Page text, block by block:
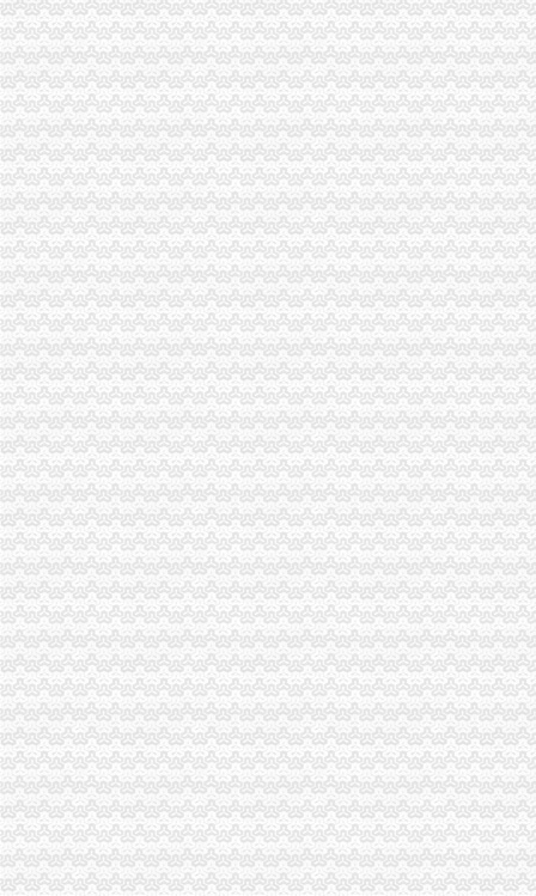
重庆市国家税务局关于纳税人2015年度关联申报等事项的提示-中国会
重庆代理记账、工商注册代理、重庆微型企业、商标注册、税务评估
【重庆亿源财税融资咨询代办营业执照营业哪家比较好】价格,厂家,
于老师,03月24日重庆税务筹划培训-中华品牌管理网
重庆市江津区地税局着力造办税服务“轻体验”-新华网
重庆地区代理工商注册、变更、代理记账、税务咨询可提供地
重庆地税：积推行“互联网+税务”提升服务质效-长江经济网
重庆市地方税务局、重庆市国土资源和房屋管理局<BR>关于暂停办理
重庆商裕工商咨询有限公司|工商咨询|代帐咨询|做账报税|税务代办|代
：：重庆市潼南区公众信息网：：-国税局
会计代理记帐、财税咨询、税务代理-重庆便民网
【江门注销税务注销公司企业停止运营不注销后果严重】-鹤山沙坪易
重庆江北区工商代办重庆沙坪坝区工商代办【渝盾】_其他加盟-中国
重庆国税关于金税三期工程上线办理有关涉税事项的公告_地方规-
重庆高档住宅土地增值税预征率上调至2%_东方财富网
重庆财税_专业的财务、税收实务网站-亿企赢财税资讯
重庆市国家税务局、重庆市地方税务局、重庆市工商管理局转发国
有重庆的朋友吗？你在天津过的还好吗？（转载）_天津_天涯论坛_天
重庆注册税务招聘_重庆注册税务招聘信息_智联重庆招聘网_找工作求
《重庆市国税小规模申报》_优秀范文十篇
重庆招聘税务专员_重庆弘昇管道有限公司招聘-汇博网
重庆税务登记证挂失电话-沙坪坝沙坪坝广告媒-重庆58同城
【税收管理】重庆市地方税务局关于印发《“三证合一、一照一码”
重庆地税的微博
重庆税务策划招聘_重庆税务策划招聘信息_智联重庆招聘网_找工作求
重庆沙坪坝门户网
重庆国税网上申报系统：
重庆营业执照代办【工商代办免费咨询】重庆益尚利财务管理有限公司
重庆财税公司-重庆亿源公司_重庆亿源_重庆市亿源财税咨询公司_重庆
代理记账|税务代理与咨询-重庆君立企业管理咨询有限公司
重庆高档住宅土地增值税预征率上调至2%_网易北京房产频道
重庆代理各项纳税申报-商务服务-久久信息网
【代理记帐、办理工商税务相关事宜等】厂家,价格,图片_重庆正青
重庆代理记账如何办理税务登记变更_搜狐其它_搜狐网
国务制办公室地方规章重庆市税收征管保障办
重庆财务会计-税务招聘-新百胜餐饮（武汉）有限公司招聘信息_重庆